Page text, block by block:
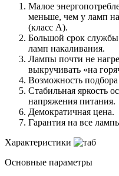
Малое
меньше, чем у ламп
(класс А).
Большой срок
ламп накаливания.
Лампы почти не
выкручивать «на
Возможность подбора
Стабильная яркость
напряжения питания.
Демократичная цена.
Гарантия на все
Характеристики
Основные параметры